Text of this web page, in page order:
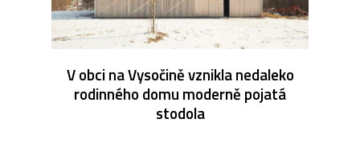
V obci na Vysočině vznikla nedaleko
rodinného domu moderně pojatá
stodola